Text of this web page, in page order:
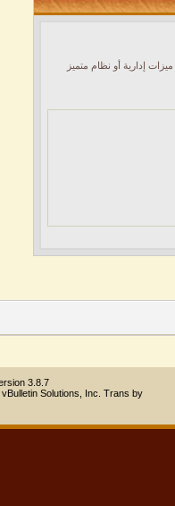
إدارية أو نظام متميز
3.8.7
Solutions, Inc. Trans by